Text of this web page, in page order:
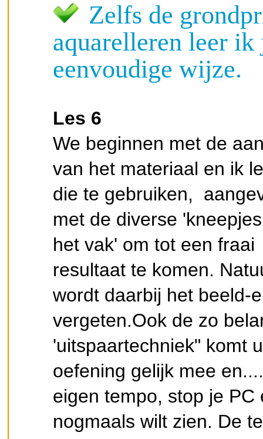
Zelfs de
aquarelleren leer ik
eenvoudige wijze.
Les 6
We beginnen met de
van het materiaal en ik
die te gebruiken,
met de diverse
het vak' om tot een fraai
resultaat te komen.
wordt daarbij het beeld-
vergeten.Ook de zo
'uitspaartechniek" komt
oefening gelijk mee
eigen tempo, stop je
nogmaals wilt zien. De